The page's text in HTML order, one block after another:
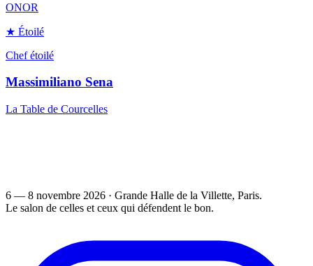
ONOR
★ Étoilé
Chef étoilé
Massimiliano Sena
La Table de Courcelles
6 — 8 novembre 2026 · Grande Halle de la Villette, Paris.
Le salon de celles et ceux qui défendent le bon.